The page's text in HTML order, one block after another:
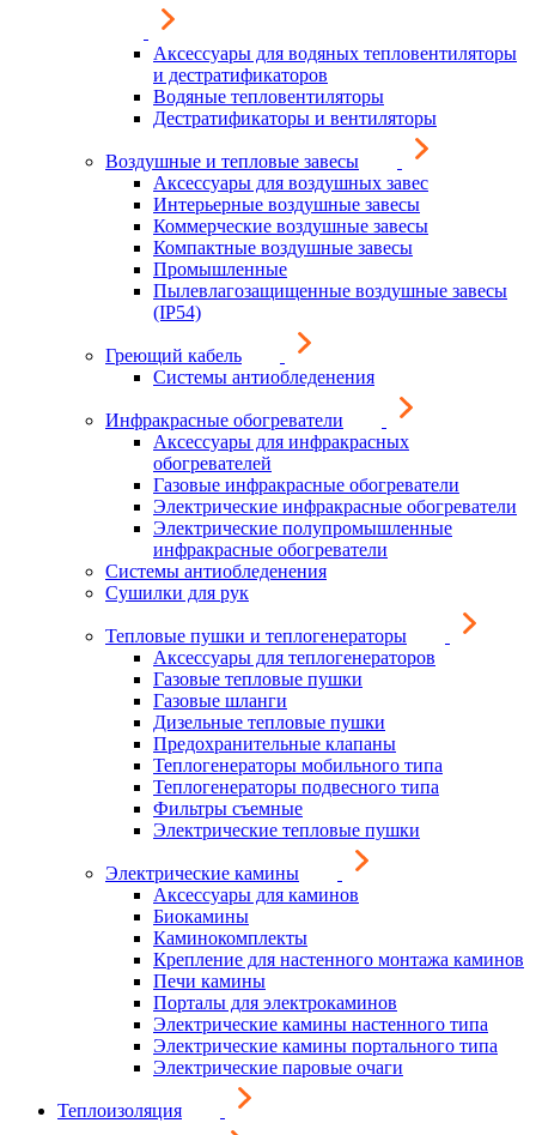
Аксессуары для водяных тепловентиляторы
и дестратификаторов
Водяные тепловентиляторы
Дестратификаторы и вентиляторы
Воздушные и тепловые завесы
Аксессуары для воздушных завес
Интерьерные воздушные завесы
Коммерческие воздушные завесы
Компактные воздушные завесы
Промышленные
Пылевлагозащищенные воздушные завесы
(IP54)
Греющий кабель
Системы антиобледенения
Инфракрасные обогреватели
Аксессуары для инфракрасных
обогревателей
Газовые инфракрасные обогреватели
Электрические инфракрасные обогреватели
Электрические полупромышленные
инфракрасные обогреватели
Системы антиобледенения
Сушилки для рук
Тепловые пушки и теплогенераторы
Аксессуары для теплогенераторов
Газовые тепловые пушки
Газовые шланги
Дизельные тепловые пушки
Предохранительные клапаны
Теплогенераторы мобильного типа
Теплогенераторы подвесного типа
Фильтры съемные
Электрические тепловые пушки
Электрические камины
Аксессуары для каминов
Биокамины
Каминокомплекты
Крепление для настенного монтажа каминов
Печи камины
Порталы для электрокаминов
Электрические камины настенного типа
Электрические камины портального типа
Электрические паровые очаги
Теплоизоляция